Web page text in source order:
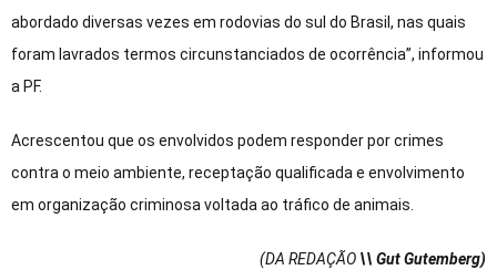
abordado diversas vezes em rodovias do sul do Brasil, nas quais
foram lavrados termos circunstanciados de ocorrência”, informou
a PF.
Acrescentou que os envolvidos podem responder por crimes
contra o meio ambiente, receptação qualificada e envolvimento
em organização criminosa voltada ao tráfico de animais.
(DA REDAÇÃO \\ Gut Gutemberg)